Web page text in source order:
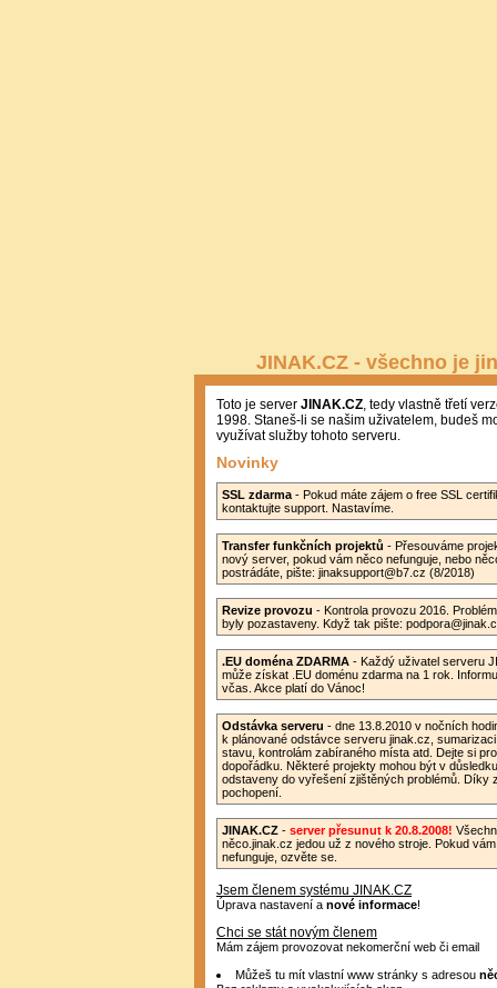
JINAK.CZ - všechno je
Toto je server JINAK.CZ, tedy vlastně třetí
1998. Staneš-li se našim uživatelem, budeš
využívat služby tohoto serveru.
Novinky
SSL zdarma - Pokud máte zájem o free SSL
kontaktujte support. Nastavíme.
Transfer funkčních projektů - Přesouváme
nový server, pokud vám něco nefunguje, nebo
postrádáte, pište: jinaksupport@b7.cz (8/2018)
Revize provozu - Kontrola provozu 2016.
byly pozastaveny. Když tak pište:
.EU doména ZDARMA - Každý uživatel serveru
může získat .EU doménu zdarma na 1 rok.
včas. Akce platí do Vánoc!
Odstávka serveru - dne 13.8.2010 v nočních
k plánované odstávce serveru jinak.cz,
stavu, kontrolám zabíraného místa atd. Dejte si
dopořádku. Některé projekty mohou být v
odstaveny do vyřešení zjištěných problémů. Díky
pochopení.
JINAK.CZ - server přesunut k 20.8.2008!
něco.jinak.cz jedou už z nového stroje. Pokud
nefunguje, ozvěte se.
Jsem členem systému JINAK.CZ
Úprava nastavení a nové informace!
Chci se stát novým členem
Mám zájem provozovat nekomerční web či email
Můžeš tu mít vlastní www stránky s adresou